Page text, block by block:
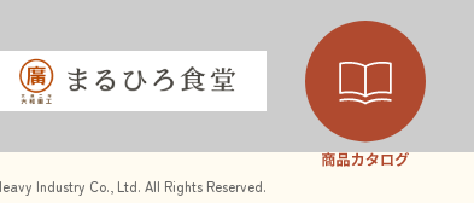
Industry Co., Ltd. All Rights Reserved.